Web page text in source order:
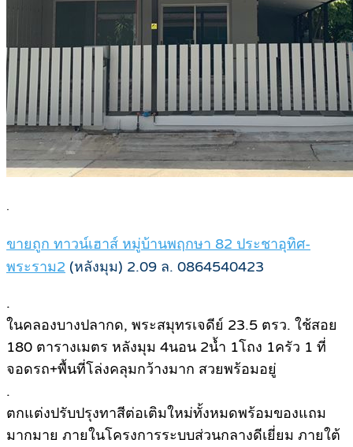
.
ขายถูก ทาวน์เฮาส์ หมู่บ้านพฤกษา 82 ประชาอุทิศ-
พระราม2 (หลังมุม) 2.09 ล. 0864540423
.
ในคลองบางปลากด, พระสมุทรเจดีย์ 23.5 ตรว. ใช้สอย
180 ตารางเมตร หลังมุม 4นอน 2น้ำ 1โถง 1ครัว 1 ที่
จอดรถ+พื้นที่โล่งคลุมกว้างมาก สวยพร้อมอยู่
.
ตกแต่งปรับปรุงทาสีต่อเติมใหม่ทั้งหมดพร้อมของแถม
มากมาย ภายในโครงการระบบส่วนกลางดีเยี่ยม ภายใต้